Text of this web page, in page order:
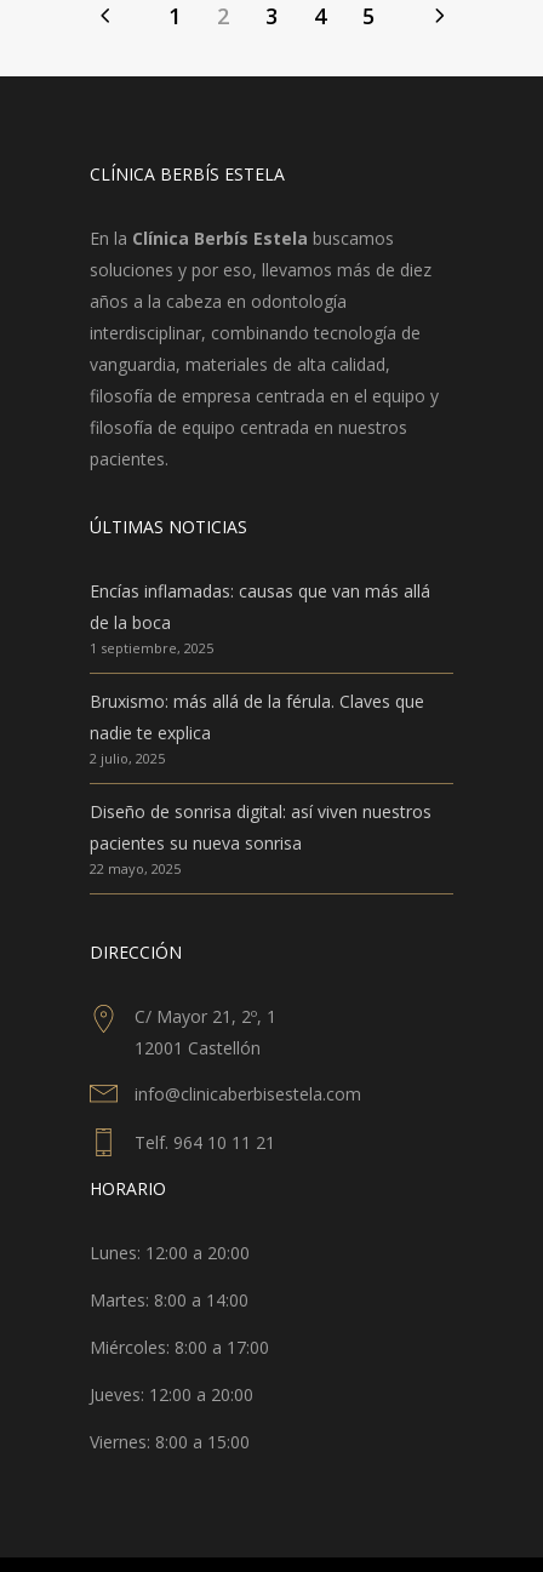
1 2 3 4 5
CLÍNICA BERBÍS ESTELA
En la Clínica Berbís Estela buscamos
soluciones y por eso, llevamos más de diez
años a la cabeza en odontología
interdisciplinar, combinando tecnología de
vanguardia, materiales de alta calidad,
filosofía de empresa centrada en el equipo y
filosofía de equipo centrada en nuestros
pacientes.
ÚLTIMAS NOTICIAS
Encías inflamadas: causas que van más allá
de la boca
1 septiembre, 2025
Bruxismo: más allá de la férula. Claves que
nadie te explica
2 julio, 2025
Diseño de sonrisa digital: así viven nuestros
pacientes su nueva sonrisa
22 mayo, 2025
DIRECCIÓN
C/ Mayor 21, 2º, 1
12001 Castellón
info@clinicaberbisestela.com
Telf. 964 10 11 21
HORARIO
Lunes: 12:00 a 20:00
Martes: 8:00 a 14:00
Miércoles: 8:00 a 17:00
Jueves: 12:00 a 20:00
Viernes: 8:00 a 15:00